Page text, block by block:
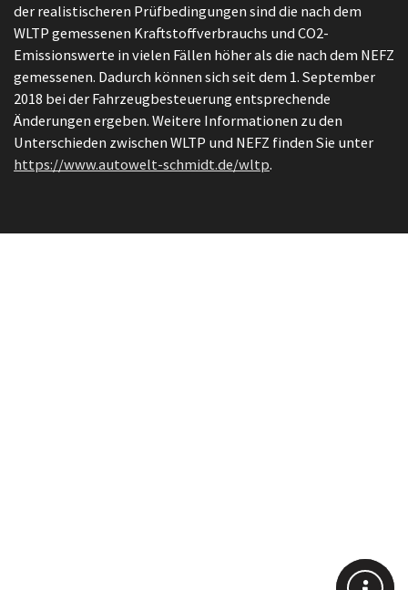
der realistischeren Prüfbedingungen sind die nach dem
WLTP gemessenen Kraftstoffverbrauchs und CO2-
Emissionswerte in vielen Fällen höher als die nach dem NEFZ
gemessenen. Dadurch können sich seit dem 1. September
2018 bei der Fahrzeugbesteuerung entsprechende
Änderungen ergeben. Weitere Informationen zu den
Unterschieden zwischen WLTP und NEFZ finden Sie unter
https://www.autowelt-schmidt.de/wltp.